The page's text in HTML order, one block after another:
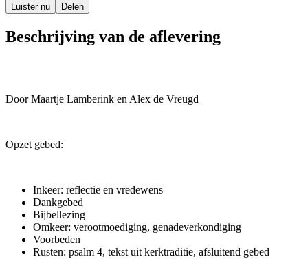
Luister nu Delen
Beschrijving van de aflevering
Door Maartje Lamberink en Alex de Vreugd
Opzet gebed:
Inkeer: reflectie en vredewens
Dankgebed
Bijbellezing
Omkeer: verootmoediging, genadeverkondiging
Voorbeden
Rusten: psalm 4, tekst uit kerktraditie, afsluitend gebed